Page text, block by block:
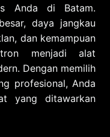
Anda di Batam.
daya jangkau
dan kemampuan
menjadi alat
Dengan memilih
profesional, Anda
yang ditawarkan